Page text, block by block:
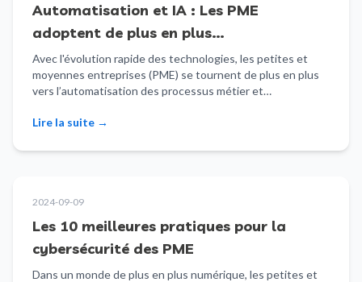
Automatisation et IA : Les PME
adoptent de plus en plus
l’automatisation des processus métier
et l’intelligence artificielle pour
améliorer l’efficacité opérationnelle et la
prise de décision
Avec l'évolution rapide des technologies, les petites et
moyennes entreprises (PME) se tournent de plus en plus
vers l’automatisation des processus métier et…
Lire la suite →
2024-09-09
Les 10 meilleures pratiques pour la
cybersécurité des PME
Dans un monde de plus en plus numérique, les petites et